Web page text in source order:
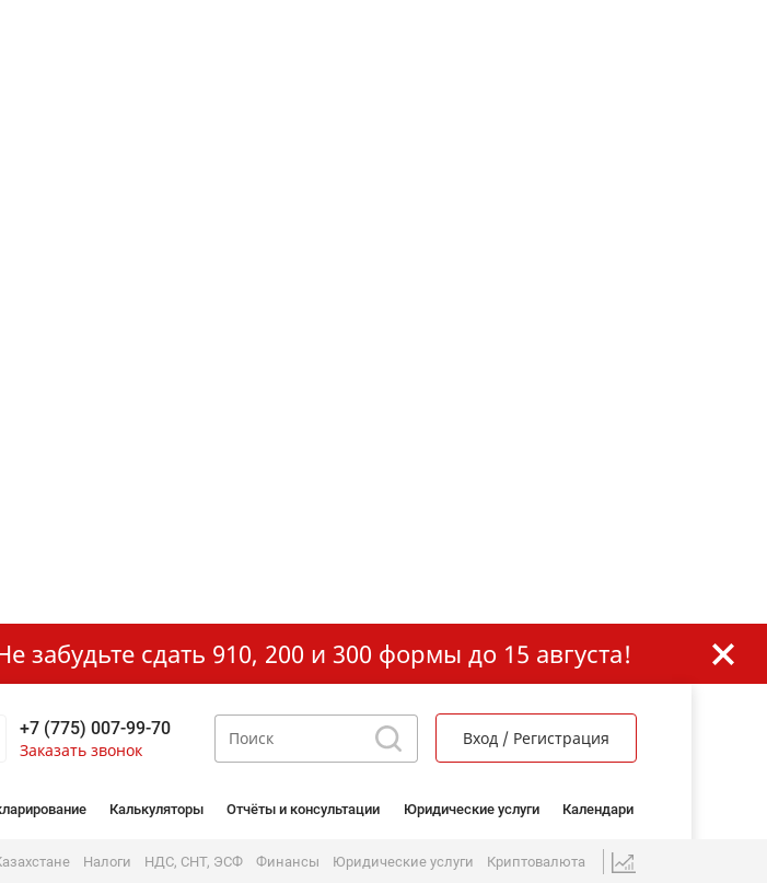
забудьте сдать 910, 200 и 300 формы до 15 августа!
+7 (775) 007-99-70
Заказать звонок
Вход / Регистрация
Калькуляторы Отчёты и консультации Юридические услуги Календари
Налоги НДС, СНТ, ЭСФ Финансы Юридические услуги Криптовалюта